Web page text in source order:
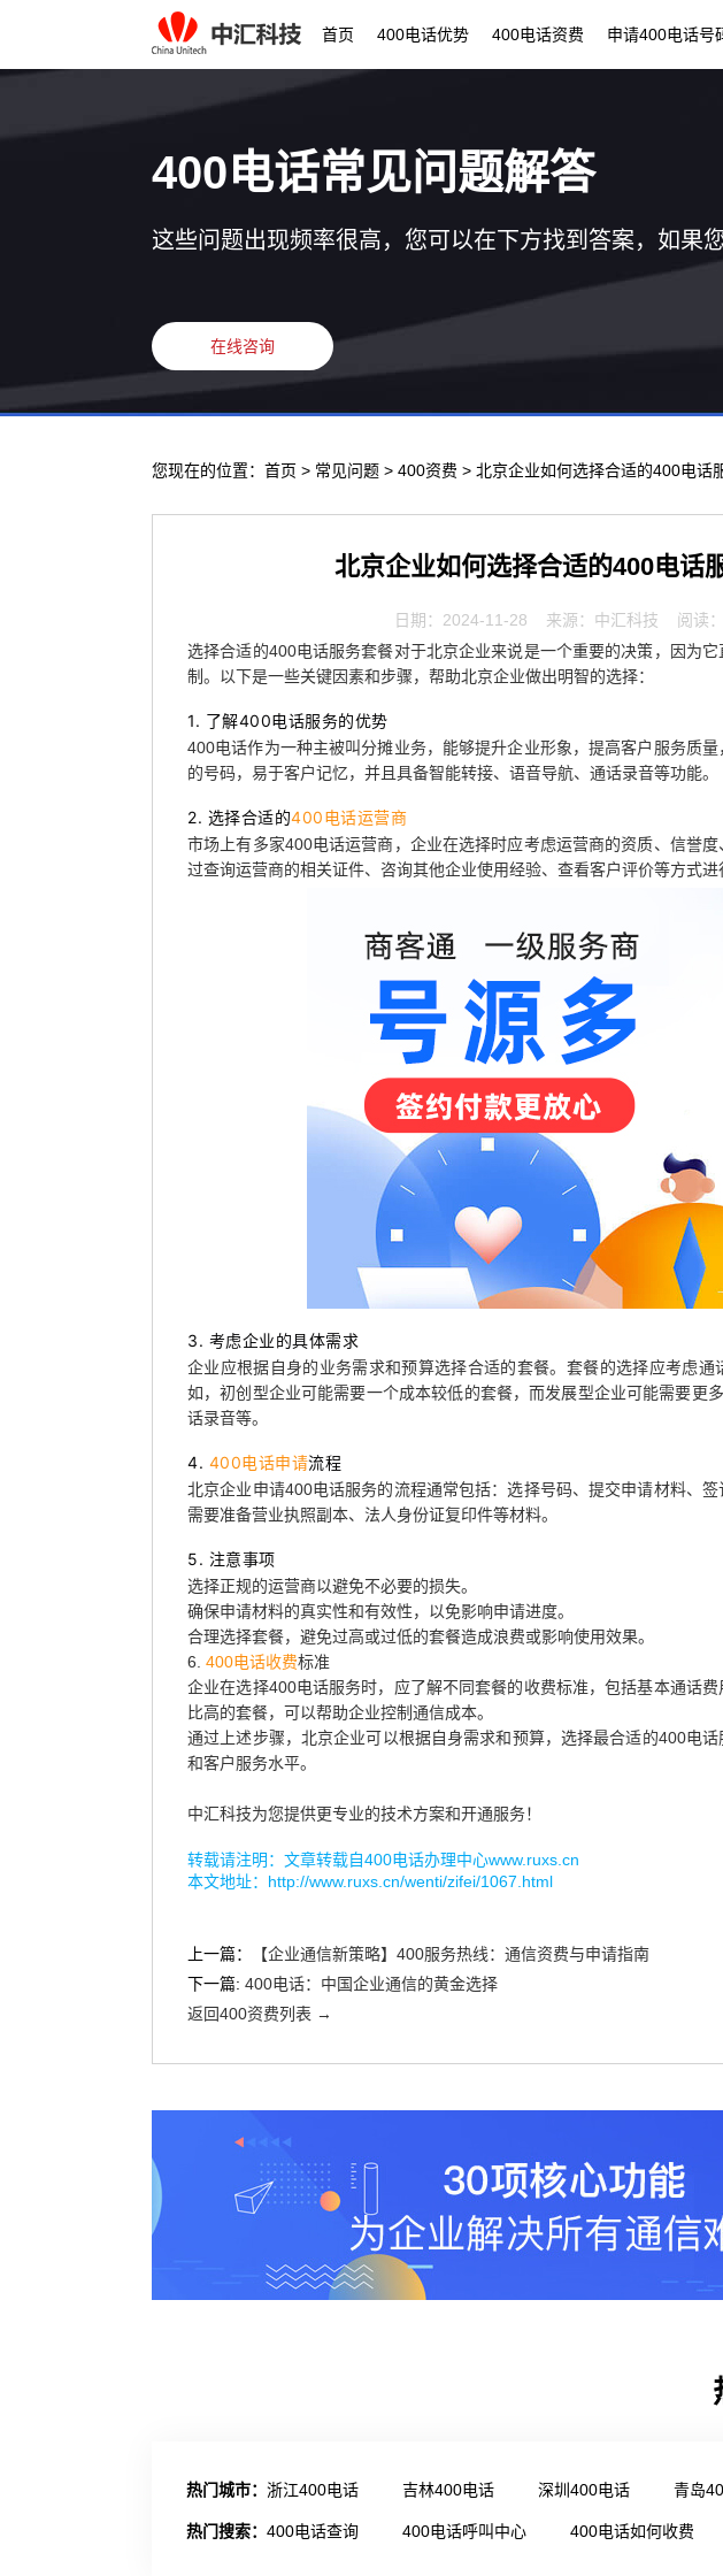
首页 400电话优势 400电话资费 申请400电话号
400电话常见问题解答
这些问题出现频率很高，您可以在下方找到答案，如果
在线咨询
您现在的位置： 首页 > 常见问题 > 400资费 > 北京企业如何选择合适的400电话
北京企业如何选择合适的400电话
日期：2024-11-28 来源：中汇科技 阅读
选择合适的400电话服务套餐对于北京企业来说是一个重要的决策，因为
制。以下是一些关键因素和步骤，帮助北京企业做出明智的选择：
1. 了解400电话服务的优势
400电话作为一种主被叫分摊业务，能够提升企业形象，提高客户服务质
的号码，易于客户记忆，并且具备智能转接、语音导航、通话录音等功能。
2. 选择合适的400电话运营商
市场上有多家400电话运营商，企业在选择时应考虑运营商的资质、信誉
过查询运营商的相关证件、咨询其他企业使用经验、查看客户评价等方式进
3. 考虑企业的具体需求
企业应根据自身的业务需求和预算选择合适的套餐。套餐的选择应考虑通
如，初创型企业可能需要一个成本较低的套餐，而发展型企业可能需要更
话录音等。
4. 400电话申请流程
北京企业申请400电话服务的流程通常包括：选择号码、提交申请材料、
需要准备营业执照副本、法人身份证复印件等材料。
5. 注意事项
选择正规的运营商以避免不必要的损失。
确保申请材料的真实性和有效性，以免影响申请进度。
合理选择套餐，避免过高或过低的套餐造成浪费或影响使用效果。
6. 400电话收费标准
企业在选择400电话服务时，应了解不同套餐的收费标准，包括基本通话
比高的套餐，可以帮助企业控制通信成本。
通过上述步骤，北京企业可以根据自身需求和预算，选择最合适的400电
和客户服务水平。
中汇科技为您提供更专业的技术方案和开通服务！
转载请注明：文章转载自400电话办理中心www.ruxs.cn
本文地址： http://www.ruxs.cn/wenti/zifei/1067.html
上一篇：
【企业通信新策略】400服务热线：通信资费与申请指南
下一篇: 400电话：中国企业通信的黄金选择
返回400资费列表 →
热门城市： 浙江400电话 吉林400电话 深圳400电话 青岛
热门搜索： 400电话查询 400电话呼叫中心 400电话如何收费